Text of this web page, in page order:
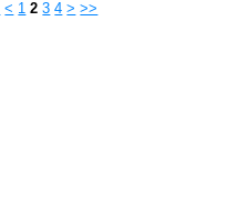
< 1 2 3 4 > >>